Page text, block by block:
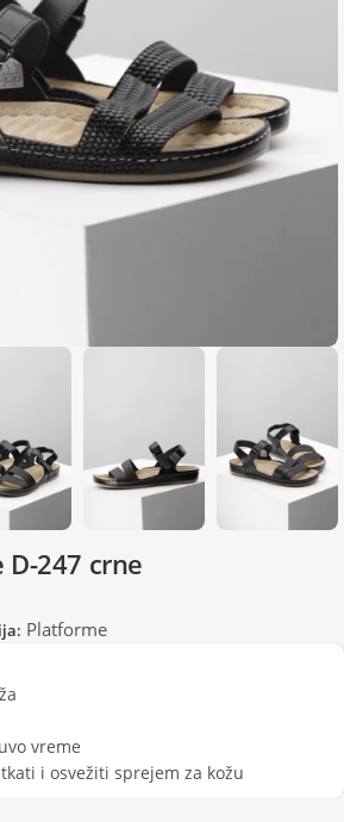
D-247 crne
Platforme
vreme
i osvežiti sprejem za kožu